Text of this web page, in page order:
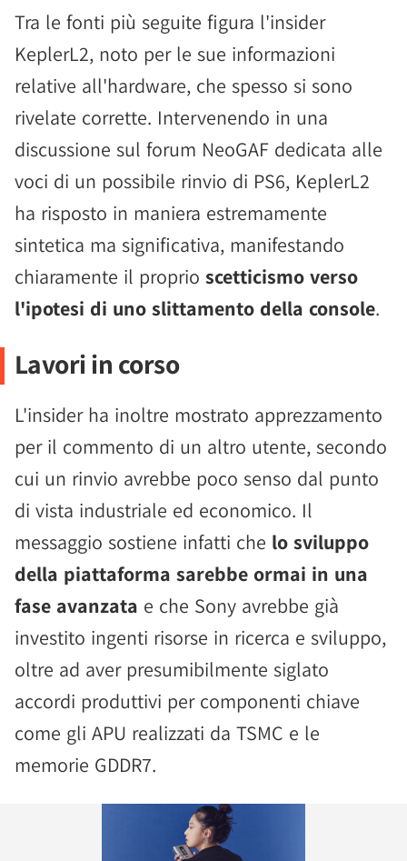
Tra le fonti più seguite figura l'insider
KeplerL2, noto per le sue informazioni
relative all'hardware, che spesso si sono
rivelate corrette. Intervenendo in una
discussione sul forum NeoGAF dedicata alle
voci di un possibile rinvio di PS6, KeplerL2
ha risposto in maniera estremamente
sintetica ma significativa, manifestando
chiaramente il proprio scetticismo verso
l'ipotesi di uno slittamento della console.
Lavori in corso
L'insider ha inoltre mostrato apprezzamento
per il commento di un altro utente, secondo
cui un rinvio avrebbe poco senso dal punto
di vista industriale ed economico. Il
messaggio sostiene infatti che lo sviluppo
della piattaforma sarebbe ormai in una
fase avanzata e che Sony avrebbe già
investito ingenti risorse in ricerca e sviluppo,
oltre ad aver presumibilmente siglato
accordi produttivi per componenti chiave
come gli APU realizzati da TSMC e le
memorie GDDR7.